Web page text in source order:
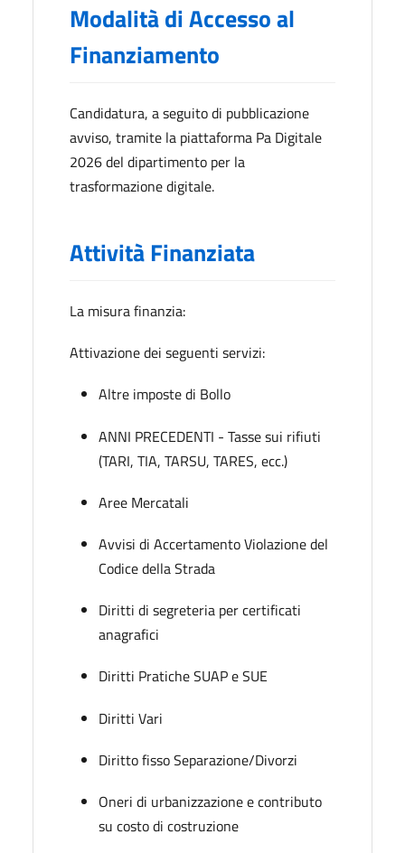
Modalità di Accesso al
Finanziamento
Candidatura, a seguito di pubblicazione
avviso, tramite la piattaforma Pa Digitale
2026 del dipartimento per la
trasformazione digitale.
Attività Finanziata
La misura finanzia:
Attivazione dei seguenti servizi:
Altre imposte di Bollo
ANNI PRECEDENTI - Tasse sui rifiuti
(TARI, TIA, TARSU, TARES, ecc.)
Aree Mercatali
Avvisi di Accertamento Violazione del
Codice della Strada
Diritti di segreteria per certificati
anagrafici
Diritti Pratiche SUAP e SUE
Diritti Vari
Diritto fisso Separazione/Divorzi
Oneri di urbanizzazione e contributo
su costo di costruzione